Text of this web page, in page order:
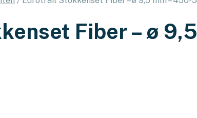
Fiber – ø